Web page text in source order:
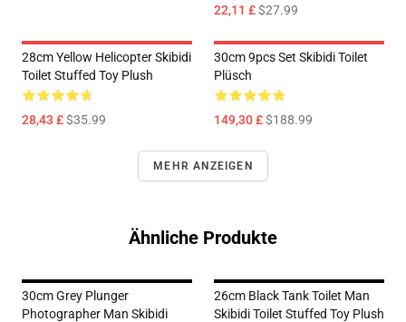
22,11 £$27.99
28cm Yellow Helicopter Skibidi
Toilet Stuffed Toy Plush
28,43 £$35.99
30cm 9pcs Set Skibidi Toilet
Plüsch
149,30 £$188.99
MEHR ANZEIGEN
Ähnliche Produkte
30cm Grey Plunger
Photographer Man Skibidi
26cm Black Tank Toilet Man
Skibidi Toilet Stuffed Toy Plush